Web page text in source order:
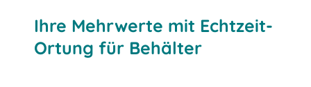
Ihre Mehrwerte mit Echtzeit-
Ortung für Behälter